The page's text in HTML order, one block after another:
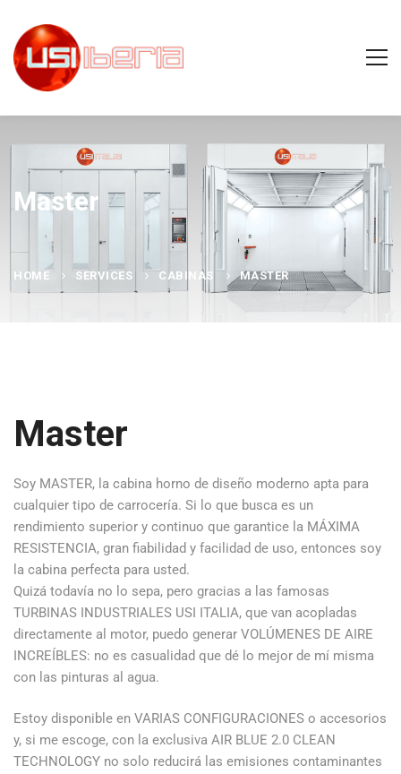
Master
HOME SERVICES CABINAS MASTER
Master
Soy MASTER, la cabina horno de diseño moderno apta para
cualquier tipo de carrocería. Si lo que busca es un
rendimiento superior y continuo que garantice la MÁXIMA
RESISTENCIA, gran fiabilidad y facilidad de uso, entonces soy
la cabina perfecta para usted.
Quizá todavía no lo sepa, pero gracias a las famosas
TURBINAS INDUSTRIALES USI ITALIA, que van acopladas
directamente al motor, puedo generar VOLÚMENES DE AIRE
INCREÍBLES: no es casualidad que dé lo mejor de mí misma
con las pinturas al agua.
Estoy disponible en VARIAS CONFIGURACIONES o accesorios
y, si me escoge, con la exclusiva AIR BLUE 2.0 CLEAN
TECHNOLOGY no solo reducirá las emisiones contaminantes